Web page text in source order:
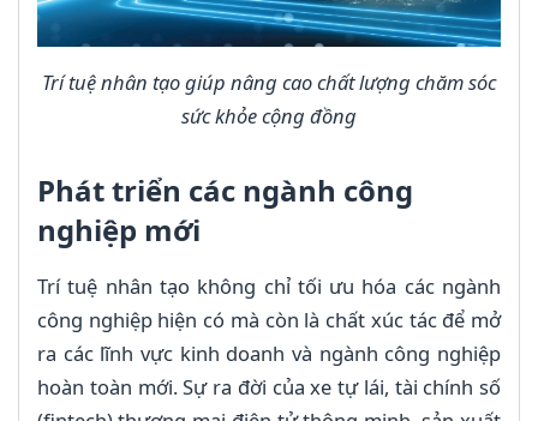
Trí tuệ nhân tạo giúp nâng cao chất lượng chăm sóc
sức khỏe cộng đồng
Phát triển các ngành công
nghiệp mới
Trí tuệ nhân tạo không chỉ tối ưu hóa các ngành
công nghiệp hiện có mà còn là chất xúc tác để mở
ra các lĩnh vực kinh doanh và ngành công nghiệp
hoàn toàn mới. Sự ra đời của xe tự lái, tài chính số